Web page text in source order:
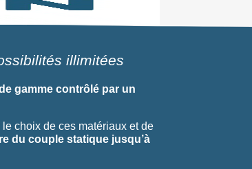
illimitées
gamme contrôlé par un
choix de ces matériaux et de
du couple statique jusqu’à